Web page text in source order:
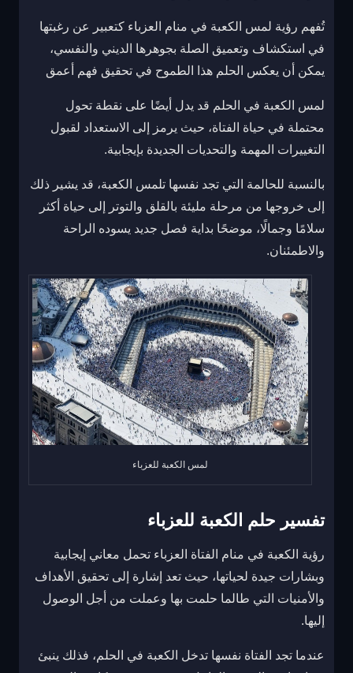
تُفهم رؤية لمس الكعبة في منام العزباء كتعبير عن رغبتها
في استكشاف وتعميق الصلة بجوهرها الديني والنفسي،
يمكن أن يعكس الحلم هذا الطموح في تحقيق فهم أعمق
لمس الكعبة في الحلم قد يدل أيضًا على نقطة تحول
محتملة في حياة الفتاة، حيث يرمز إلى الاستعداد لقبول
التغييرات المهمة والتحديات الجديدة بإيجابية.
بالنسبة للحالمة التي تجد نفسها تلمس الكعبة، قد يشير ذلك
إلى خروجها من مرحلة مليئة بالقلق والتوتر إلى حياة أكثر
سلامًا وجمالًا، موضحًا بداية فصل جديد يسوده الراحة
والاطمئنان.
لمس الكعبة للعزباء
تفسير حلم الكعبة للعزباء
رؤية الكعبة في منام الفتاة العزباء تحمل معاني إيجابية
وبشارات جيدة لحياتها، حيث تعد إشارة إلى تحقيق الأهداف
والأمنيات التي طالما حلمت بها وعملت من أجل الوصول
إليها.
عندما تجد الفتاة نفسها تدخل الكعبة في الحلم، فذلك ينبئ